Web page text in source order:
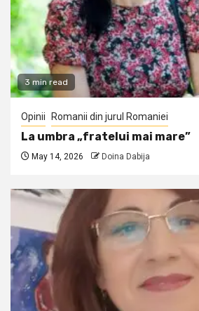
3 min read
Opinii Romanii din jurul Romaniei
La umbra „fratelui mai mare”
May 14, 2026 Doina Dabija